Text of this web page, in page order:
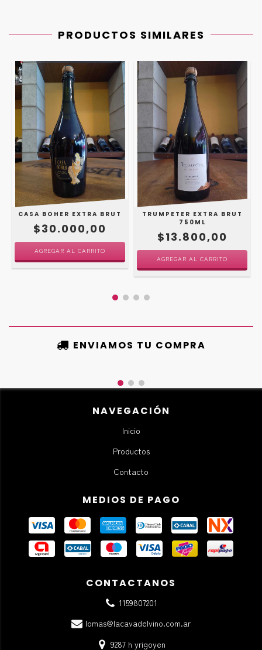
PRODUCTOS SIMILARES
CASA BOHER EXTRA BRUT
$30.000,00
TRUMPETER EXTRA BRUT
750ML
$13.800,00
ENVIAMOS TU COMPRA
NAVEGACIÓN
Inicio
Productos
Contacto
MEDIOS DE PAGO
CONTACTANOS
1159807201
lomas@lacavadelvino.com.ar
9287 h yrigoyen